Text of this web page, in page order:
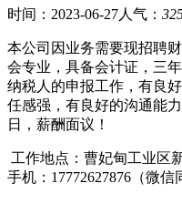
时间：2023-06-27人气：
本公司因业务需要现招聘
会专业，具备会计证，三
纳税人的申报工作，有良
任感强，有良好的沟通能
日，薪酬面议！
工作地点：曹妃甸工业区
手机：17772627876（微信